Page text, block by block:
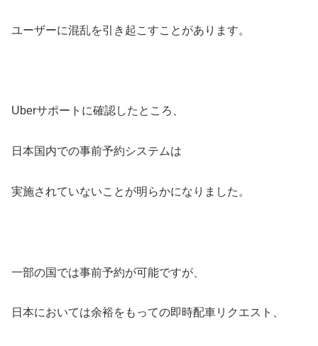
ユーザーに混乱を引き起こすことがあります。
Uberサポートに確認したところ、
日本国内での事前予約システムは
実施されていないことが明らかになりました。
一部の国では事前予約が可能ですが、
日本においては余裕をもっての即時配車リクエスト、